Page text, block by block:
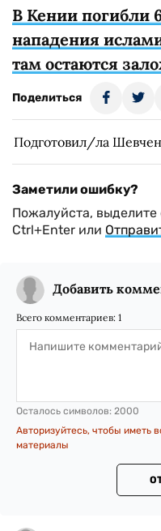
В Кении погибли
нападения
там остаются
Поделиться
Подготовил/ла
Заметили ошибку?
Пожалуйста,
Ctrl+Enter или
Добавить
Всего комментариев: 1
Осталось символов: 2000
Авторизуйтесь, чтобы иметь
материалы